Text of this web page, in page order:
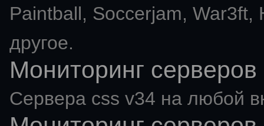
Paintball, Soccerjam, War3ft,
другое.
Мониторинг
Сервера css v34 на любой